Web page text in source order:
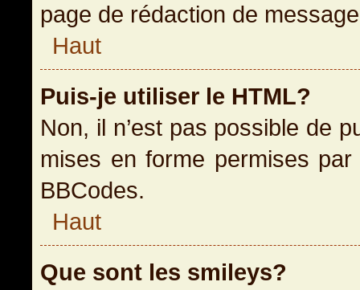
page de rédaction de
Haut
Puis-je utiliser le HTML?
Non, il n’est pas possible de
mises en forme permises
BBCodes.
Haut
Que sont les smileys?